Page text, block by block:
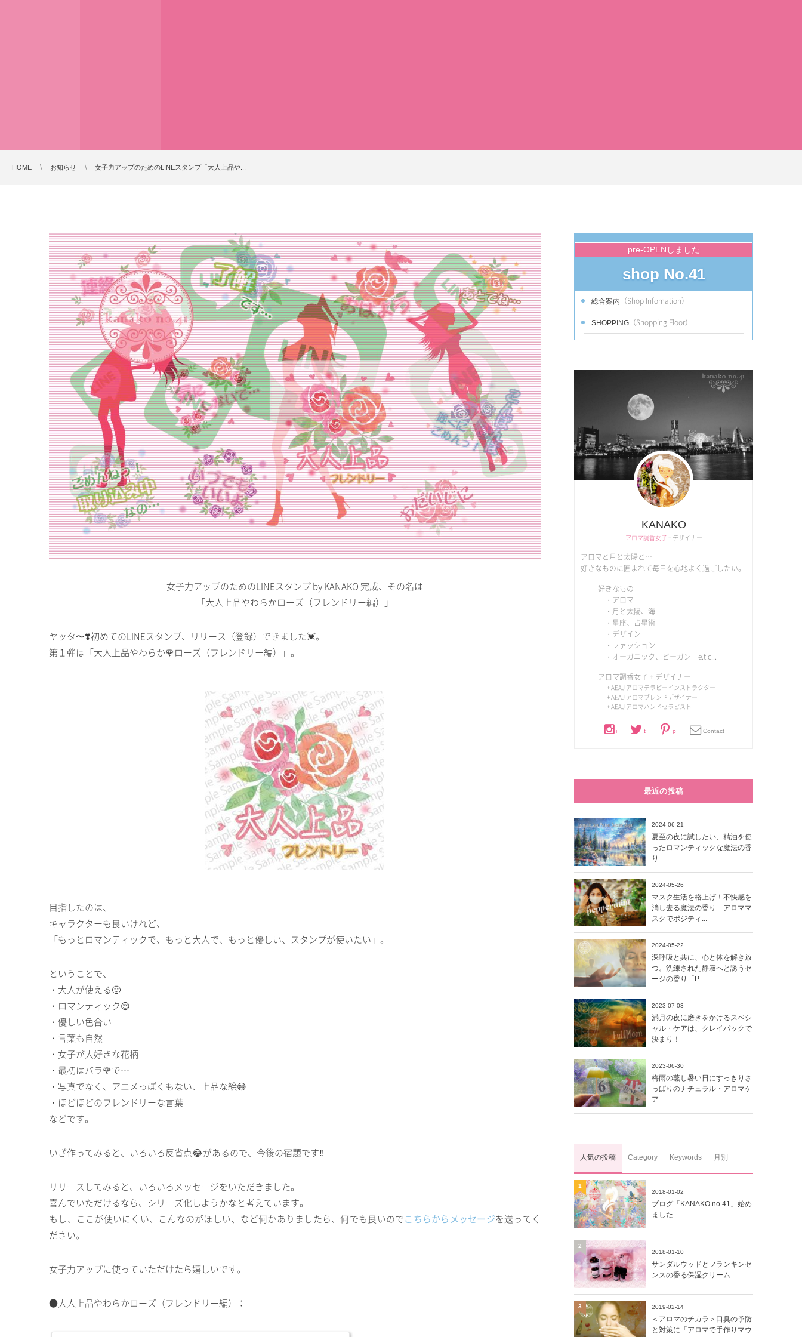
HOME お知らせ 女子力アップのためのLINEスタンプ「大人上品や...
女子力アップのためのLINEスタンプ by KANAKO 完成、その名は
「大人上品やわらかローズ（フレンドリー編）」
ヤッタ〜❣️初めてのLINEスタンプ、リリース（登録）できました💓。
第１弾は「大人上品やわらか🌹ローズ（フレンドリー編）」。
目指したのは、
キャラクターも良いけれど、
「もっとロマンティックで、もっと大人で、もっと優しい、スタンプが使いたい」。
ということで、
・大人が使える🙂
・ロマンティック😌
・優しい色合い
・言葉も自然
・女子が大好きな花柄
・最初はバラ🌹で…
・写真でなく、アニメっぽくもない、上品な絵😅
・ほどほどのフレンドリーな言葉
などです。
いざ作ってみると、いろいろ反省点😂があるので、今後の宿題です‼️
リリースしてみると、いろいろメッセージをいただきました。
喜んでいただけるなら、シリーズ化しようかなと考えています。
もし、ここが使いにくい、こんなのがほしい、など何かありましたら、何でも良いのでこちらからメッセージを送ってく
ださい。
女子力アップに使っていただけたら嬉しいです。
●大人上品やわらかローズ（フレンドリー編）：
pre-OPENしました
shop No.41
総合案内 （Shop Infomation）
SHOPPING （Shopping Floor）
KANAKO
アロマ調香女子+ デザイナー
アロマと月と太陽と…
好きなものに囲まれて毎日を心地よく過ごしたい。
好きなもの
・アロマ
・月と太陽、海
・星座、占星術
・デザイン
・ファッション
・オーガニック、ビーガン e.t.c...
アロマ調香女子+ デザイナー
+ AEAJ アロマテラピーインストラクター
+ AEAJ アロマブレンドデザイナー
+ AEAJ アロマハンドセラピスト
i t p Contact
最近の投稿
2024-06-21
夏至の夜に試したい、精油を使
ったロマンティックな魔法の香
り
2024-05-26
マスク生活を格上げ！不快感を
消し去る魔法の香り…アロママ
スクでポジティ...
2024-05-22
深呼吸と共に、心と体を解き放
つ。洗練された静寂へと誘うセ
ージの香り「P...
2023-07-03
満月の夜に磨きをかけるスペシ
ャル・ケアは、クレイパックで
決まり！
2023-06-30
梅雨の蒸し暑い日にすっきりさ
っぱりのナチュラル・アロマケ
ア
人気の投稿 Category Keywords 月別
2018-01-02
ブログ「KANAKO no.41」始め
ました
1
2018-01-10
サンダルウッドとフランキンセ
ンスの香る保湿クリーム
2
2019-02-14
＜アロマのチカラ＞口臭の予防
と対策に「アロマで手作りマウ
3